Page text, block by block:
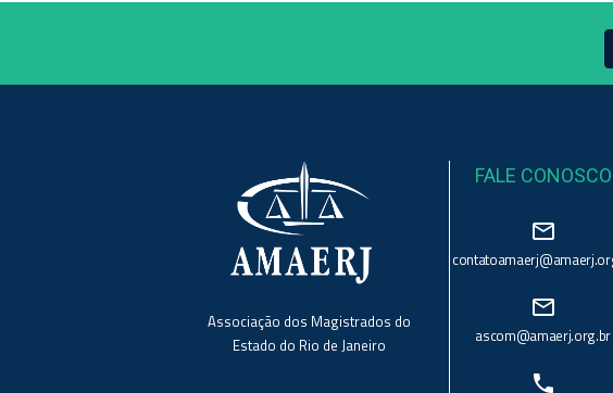
Associação dos Magistrados do
Estado do Rio de Janeiro
FALE CONOSCO
mail_outline
mail_outline
ascom@amaerj.org.br
phone